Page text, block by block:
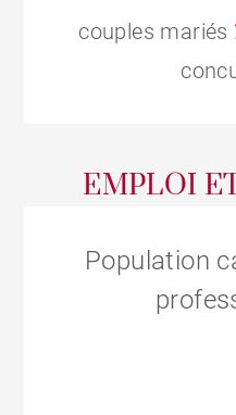
couples mariés
EMPLOI
Population